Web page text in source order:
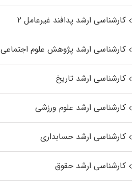
کارشناسی ارشد پدافند غیرعامل ۲
کارشناسی ارشد پژوهش علوم اجتماعی
کارشناسی ارشد تاریخ
کارشناسی ارشد علوم ورزشی
کارشناسی ارشد حسابداری
کارشناسی ارشد حقوق